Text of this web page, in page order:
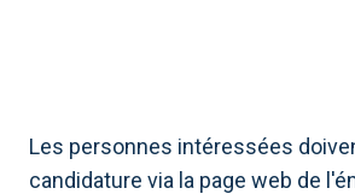
Les personnes intéressées
candidature via la page web de